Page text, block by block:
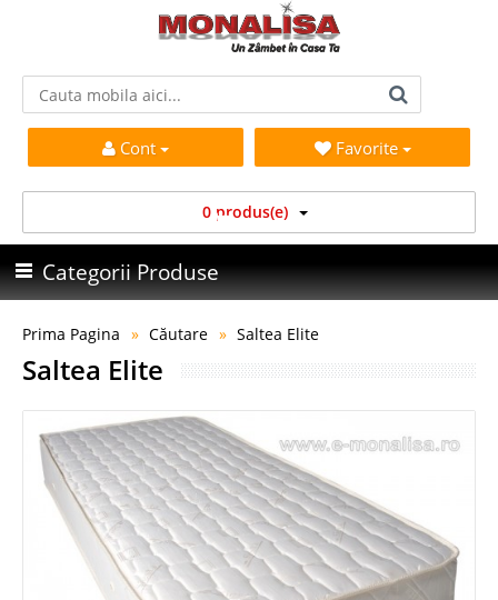
Cont Favorite
0 produs(e)
Categorii Produse
Prima Pagina Căutare Saltea Elite
Saltea Elite